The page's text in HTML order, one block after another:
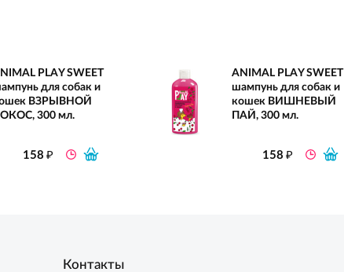
PLAY SWEET
для собак и
ВЗРЫВНОЙ
300 мл.
158₽
ANIMAL PLAY SWEET
шампунь для собак и
кошек ВИШНЕВЫЙ
ПАЙ, 300 мл.
158₽
Контакты